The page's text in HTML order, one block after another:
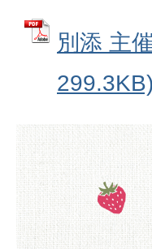
別添 主
299.3KB)